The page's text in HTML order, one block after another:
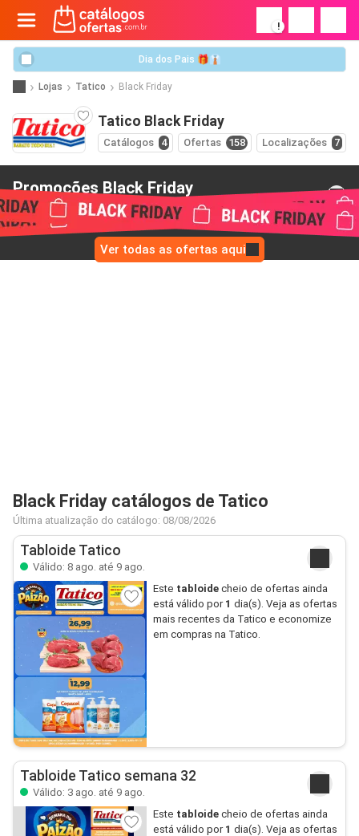
!
Dia dos Pais 🎁👔
Lojas Tatico Black Friday
Tatico Black Friday
Catálogos 4 Ofertas 158 Localizações 7
Promoções Black Friday
de Tatico
Ver todas as ofertas aqui
Black Friday catálogos de Tatico
Última atualização do catálogo: 08/08/2026
Tabloide Tatico
Válido: 8 ago. até 9 ago.
Este tabloidecheio de ofertas ainda
está válido por 1 dia(s). Veja as ofertas
mais recentes da Tatico e economize
em compras na Tatico.
Tabloide Tatico semana 32
Válido: 3 ago. até 9 ago.
Este tabloidecheio de ofertas ainda
está válido por 1 dia(s). Veja as ofertas